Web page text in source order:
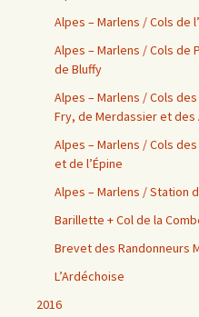
Alpes – Marlens / Cols de
Alpes – Marlens / Cols
de Bluffy
Alpes – Marlens / Cols
Fry, de Merdassier et des
Alpes – Marlens / Cols
et de l’Épine
Alpes – Marlens / Station
Barillette + Col de la
Brevet des Randonneurs
L’Ardéchoise
2016